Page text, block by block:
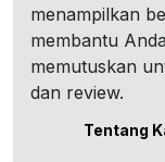
menampilkan
membantu
memutuskan
dan review.
Tentang